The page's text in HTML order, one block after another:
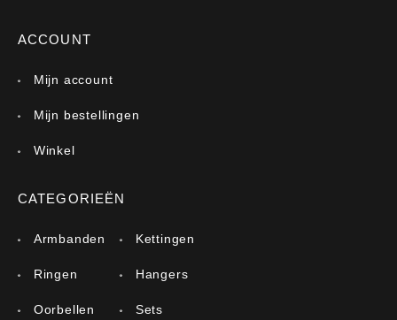
ACCOUNT
Mijn account
Mijn bestellingen
Winkel
CATEGORIEËN
Armbanden
Ringen
Oorbellen
Kettingen
Hangers
Sets